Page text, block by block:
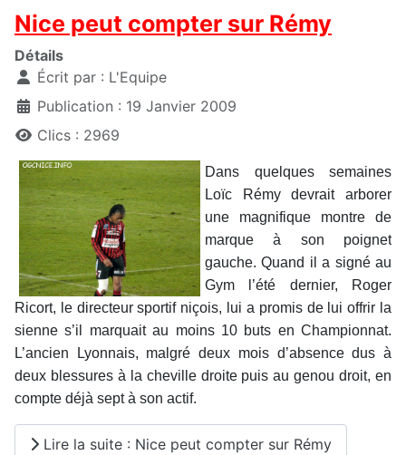
Nice peut compter sur Rémy
Détails
Écrit par : L'Equipe
Publication : 19 Janvier 2009
Clics : 2969
Dans quelques semaines
Loïc Rémy devrait arborer
une magnifique montre de
marque à son poignet
gauche. Quand il a signé au
Gym l’été dernier, Roger
Ricort, le directeur sportif niçois, lui a promis de lui offrir la
sienne s’il marquait au moins 10 buts en Championnat.
L’ancien Lyonnais, malgré deux mois d’absence dus à
deux blessures à la cheville droite puis au genou droit, en
compte déjà sept à son actif.
Lire la suite : Nice peut compter sur Rémy